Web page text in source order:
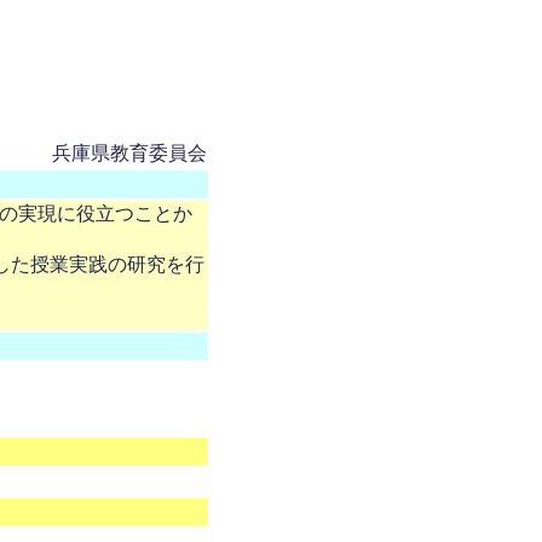
兵庫県教育委員会
実現に役立つことか
た授業実践の研究を行